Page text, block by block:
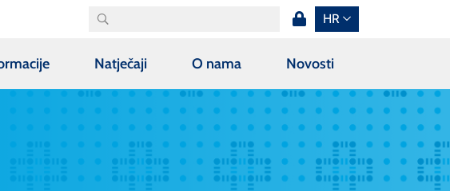
HR
Natječaji O nama Novosti